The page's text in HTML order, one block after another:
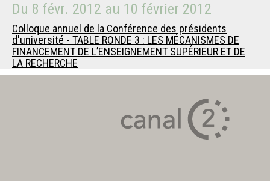
Du 8 févr. 2012 au 10 février 2012
Colloque annuel de la Conférence des présidents
d'université - TABLE RONDE 3 : LES MÉCANISMES DE
FINANCEMENT DE L’ENSEIGNEMENT SUPÉRIEUR ET DE
LA RECHERCHE